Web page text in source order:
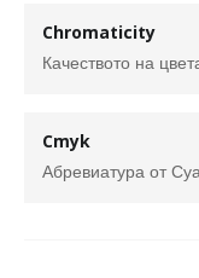
Chromaticity
Cmyk